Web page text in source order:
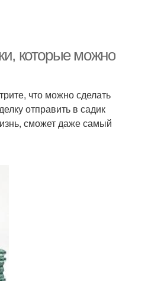
которые можно
что можно сделать
отправить в садик
сможет даже самый